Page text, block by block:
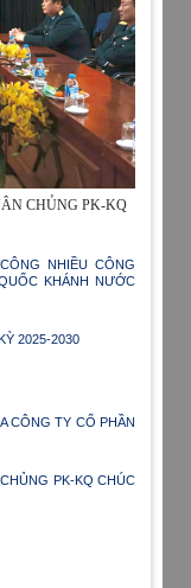
CHỦNG PK-KQ
NHIỀU CÔNG
KHÁNH NƯỚC
2025-2030
CÔNG TY CỔ PHẦN
PK-KQ CHÚC